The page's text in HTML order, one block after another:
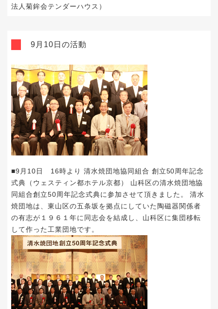
法人菊鉾会テンダーハウス）
9月10日の活動
■9月10日 16時より 清水焼団地協同組合 創立50周年記念
式典（ウェスティン都ホテル京都） 山科区の清水焼団地協
同組合創立50周年記念式典に参加させて頂きました。 清水
焼団地は、東山区の五条坂を拠点にしていた陶磁器関係者
の有志が１９６１年に同志会を結成し、山科区に集団移転
して作った工業団地です。